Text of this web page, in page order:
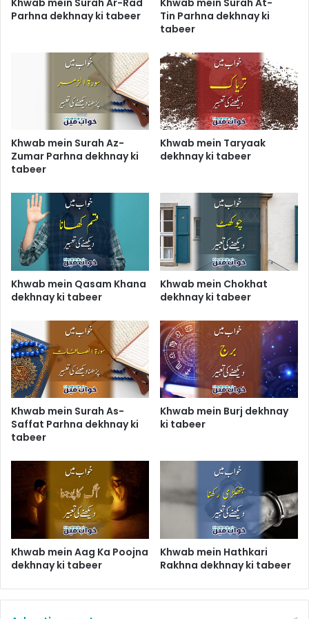
Parhna dekhnay ki tabeer
Tin Parhna dekhnay ki
tabeer
Khwab mein Surah Az-
Zumar Parhna dekhnay ki
tabeer
Khwab mein Taryaak
dekhnay ki tabeer
Khwab mein Qasam Khana
dekhnay ki tabeer
Khwab mein Chokhat
dekhnay ki tabeer
Khwab mein Surah As-
Saffat Parhna dekhnay ki
tabeer
Khwab mein Burj dekhnay
ki tabeer
Khwab mein Aag Ka Poojna
dekhnay ki tabeer
Khwab mein Hathkari
Rakhna dekhnay ki tabeer